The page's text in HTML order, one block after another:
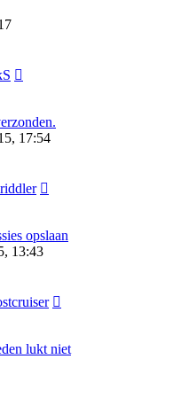
17:54
opslaan
13:43
lukt niet